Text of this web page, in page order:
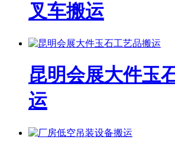
叉车搬运
昆明会展大件玉
运